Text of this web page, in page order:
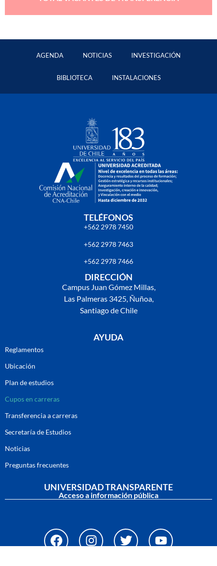
AGENDA NOTICIAS INVESTIGACIÓN
BIBLIOTECA INSTALACIONES
TELÉFONOS
+562 2978 7450
+562 2978 7463
+562 2978 7466
DIRECCIÓN
Campus Juan Gómez Millas,
Las Palmeras 3425, Ñuñoa,
Santiago de Chile
AYUDA
Reglamentos
Ubicación
Plan de estudios
Cupos en carreras
Transferencia a carreras
Secretaría de Estudios
Noticias
Preguntas frecuentes
UNIVERSIDAD TRANSPARENTE
Acceso a información pública